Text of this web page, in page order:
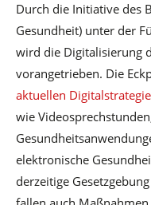
Durch die Initiative des
Gesundheit) unter der
wird die Digitalisierung
vorangetrieben. Die
aktuellen
wie
elektronische
derzeitige